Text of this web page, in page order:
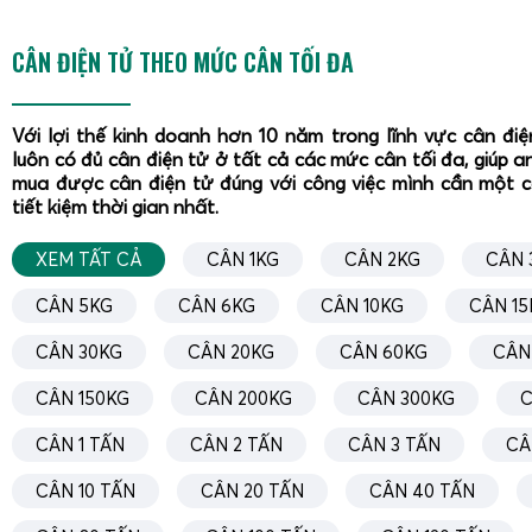
CÂN ĐIỆN TỬ THEO MỨC CÂN TỐI ĐA
Với lợi thế kinh doanh hơn 10 năm trong lĩnh vực cân
luôn có đủ cân điện tử ở tất cả các mức cân tối đa, giúp
mua được cân điện tử đúng với công việc mình cần một
tiết kiệm thời gian nhất.
XEM TẤT CẢ CÂN 1KG CÂN 2KG CÂN
CÂN 5KG CÂN 6KG CÂN 10KG CÂN
CÂN 30KG CÂN 20KG CÂN 60KG
CÂN 150KG CÂN 200KG CÂN 300KG
CÂN 1 TẤN CÂN 2 TẤN CÂN 3 TẤN
CÂN 10 TẤN CÂN 20 TẤN CÂN 40 TẤN